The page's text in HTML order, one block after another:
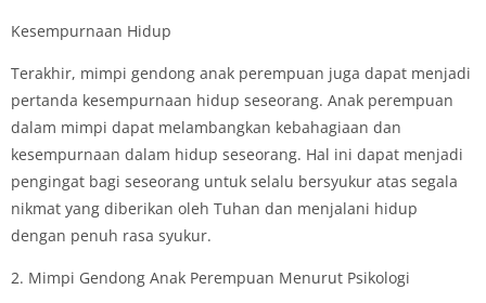
Kesempurnaan Hidup
Terakhir, mimpi gendong anak perempuan juga dapat menjadi
pertanda kesempurnaan hidup seseorang. Anak perempuan
dalam mimpi dapat melambangkan kebahagiaan dan
kesempurnaan dalam hidup seseorang. Hal ini dapat menjadi
pengingat bagi seseorang untuk selalu bersyukur atas segala
nikmat yang diberikan oleh Tuhan dan menjalani hidup
dengan penuh rasa syukur.
2. Mimpi Gendong Anak Perempuan Menurut Psikologi